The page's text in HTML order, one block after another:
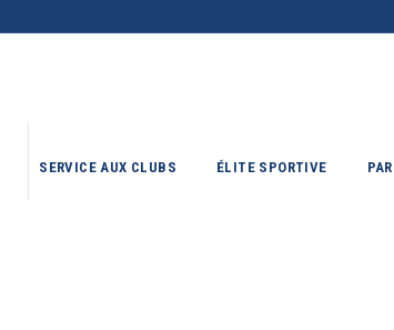
SERVICE AUX CLUBS ÉLITE SPORTIVE